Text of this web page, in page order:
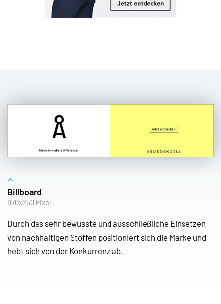
Billboard
970x250 Pixel
Durch das sehr bewusste und ausschließliche Einsetzen
von nachhaltigen Stoffen positioniert sich die Marke und
hebt sich von der Konkurrenz ab.